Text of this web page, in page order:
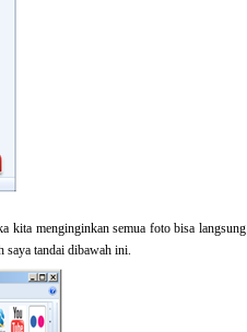
kita menginginkan semua foto bisa langsung
saya tandai dibawah ini.